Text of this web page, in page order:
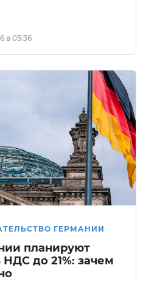
в 05:36
ГЕРМАНИИ
планируют
НДС до 21%: зачем